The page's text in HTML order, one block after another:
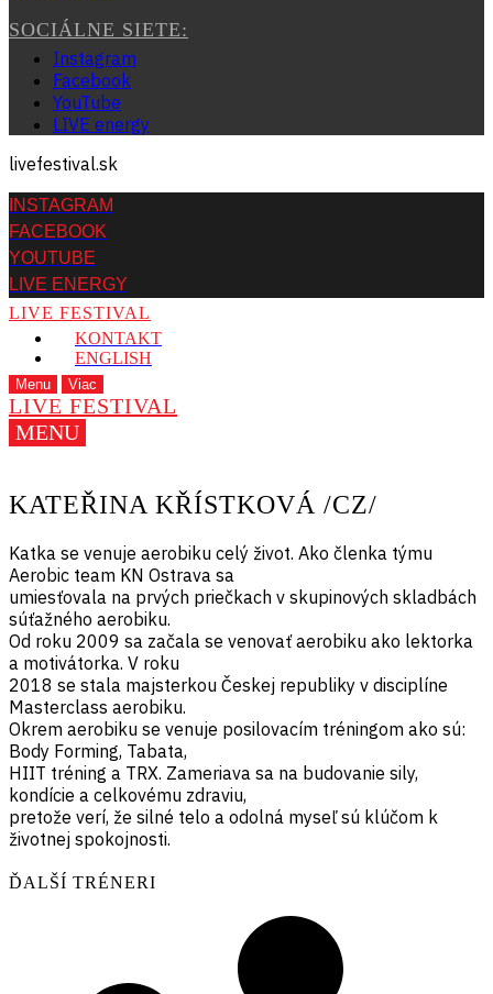
SOCIÁLNE SIETE:
Instagram
Facebook
YouTube
LIVE energy
livefestival.sk
INSTAGRAM
FACEBOOK
YOUTUBE
LIVE ENERGY
LIVE FESTIVAL
KONTAKT
ENGLISH
Menu Viac
LIVE FESTIVAL
MENU
KATEŘINA KŘÍSTKOVÁ /CZ/
Katka se venuje aerobiku celý život. Ako členka týmu
Aerobic team KN Ostrava sa
umiesťovala na prvých priečkach v skupinových skladbách
súťažného aerobiku.
Od roku 2009 sa začala se venovať aerobiku ako lektorka
a motivátorka. V roku
2018 se stala majsterkou Českej republiky v disciplíne
Masterclass aerobiku.
Okrem aerobiku se venuje posilovacím tréningom ako sú:
Body Forming, Tabata,
HIIT tréning a TRX. Zameriava sa na budovanie sily,
kondície a celkovému zdraviu,
pretože verí, že silné telo a odolná myseľ sú klúčom k
životnej spokojnosti.
ĎALŠÍ TRÉNERI